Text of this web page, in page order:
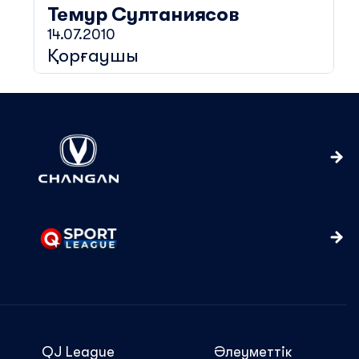
Темур Султаниясов
14.07.2010
Қорғаушы
QJ League Әлеуметтік